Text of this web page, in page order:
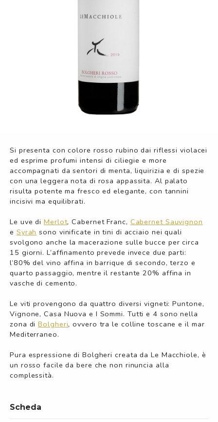
Si presenta con colore rosso rubino dai riflessi violacei
ed esprime profumi intensi di ciliegie e more
accompagnati da sentori di menta, liquirizia e di spezie
con una leggera nota di rosa appassita. Al palato
risulta potente ma fresco ed elegante, con tannini
incisivi ma equilibrati.
Le uve diMerlot, Cabernet Franc, Cabernet Sauvignon
e Syrah sono vinificate in tini di acciaio nei quali
svolgono anche la macerazione sulle bucce per circa
15 giorni. L’affinamento prevede invece due parti:
l’80% del vino affina in barrique di secondo, terzo e
quarto passaggio, mentre il restante 20% affina in
vasche di cemento.
Le viti provengono da quattro diversi vigneti: Puntone,
Vignone, Casa Nuova e I Sommi. Tutti e 4 sono nella
zona diBolgheri, ovvero tra le colline toscane e il mar
Mediterraneo.
Pura espressione di Bolgheri creata da Le Macchiole, è
un rosso facile da bere che non rinuncia alla
complessità.
Scheda